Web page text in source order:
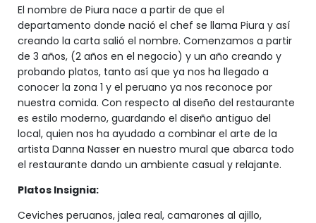
El nombre de Piura nace a partir de que el
departamento donde nació el chef se llama Piura y así
creando la carta salió el nombre. Comenzamos a partir
de 3 años, (2 años en el negocio) y un año creando y
probando platos, tanto así que ya nos ha llegado a
conocer la zona 1 y el peruano ya nos reconoce por
nuestra comida. Con respecto al diseño del restaurante
es estilo moderno, guardando el diseño antiguo del
local, quien nos ha ayudado a combinar el arte de la
artista Danna Nasser en nuestro mural que abarca todo
el restaurante dando un ambiente casual y relajante.
Platos Insignia:
Ceviches peruanos, jalea real, camarones al ajillo,